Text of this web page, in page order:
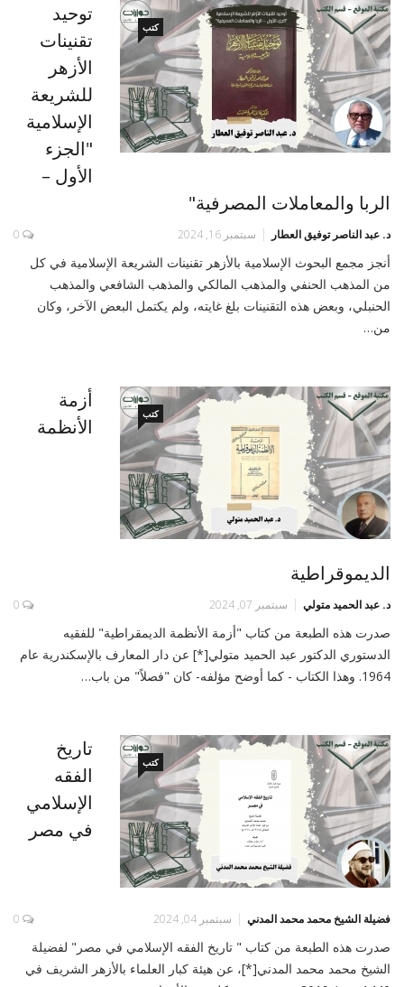
كتب
توحيد
تقنينات
الأزهر
للشريعة
الإسلامية
"الجزء
الأول –
الربا والمعاملات المصرفية"
د. عبد الناصر توفيق العطار سبتمبر 16, 2024 0
أنجز مجمع البحوث الإسلامية بالأزهر تقنينات الشريعة الإسلامية في كل
من المذهب الحنفي والمذهب المالكي والمذهب الشافعي والمذهب
الحنبلي، وبعض هذه التقنينات بلغ غايته، ولم يكتمل البعض الآخر، وكان
من…
كتب
أزمة
الأنظمة
الديموقراطية
د. عبد الحميد متولي سبتمبر 07, 2024 0
صدرت هذه الطبعة من كتاب "أزمة الأنظمة الديمقراطية" للفقيه
الدستوري الدكتور عبد الحميد متولي[*] عن دار المعارف بالإسكندرية عام
1964. وهذا الكتاب - كما أوضح مؤلفه- كان "فصلاً" من باب…
كتب
تاريخ
الفقه
الإسلامي
في مصر
فضيلة الشيخ محمد محمد المدني سبتمبر 04, 2024 0
صدرت هذه الطبعة من كتاب " تاريخ الفقه الإسلامي في مصر" لفضيلة
الشيخ محمد محمد المدني[*]، عن هيئة كبار العلماء بالأزهر الشريف في